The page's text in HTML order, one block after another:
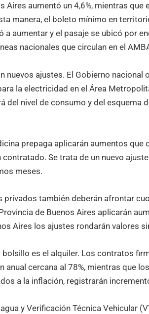
Aires aumentó un 4,6%, mientras que
manera, el boleto mínimo en
a aumentar y el pasaje se ubicó por
nacionales que circulan en el
nuevos ajustes. El Gobierno nacional
la electricidad en el Área
del nivel de consumo y del esquema
prepaga aplicarán aumentos que
contratado. Se trata de un nuevo
meses.
también deberán afrontar
de Buenos Aires aplicarán
Aires los ajustes rondarán valores
es el alquiler. Los contratos
anual cercana al 78%, mientras que
a la inflación, registrarán
y Verificación Técnica Vehicular